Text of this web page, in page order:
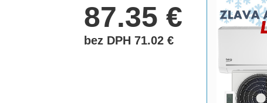
87.35€
bez DPH 71.02€